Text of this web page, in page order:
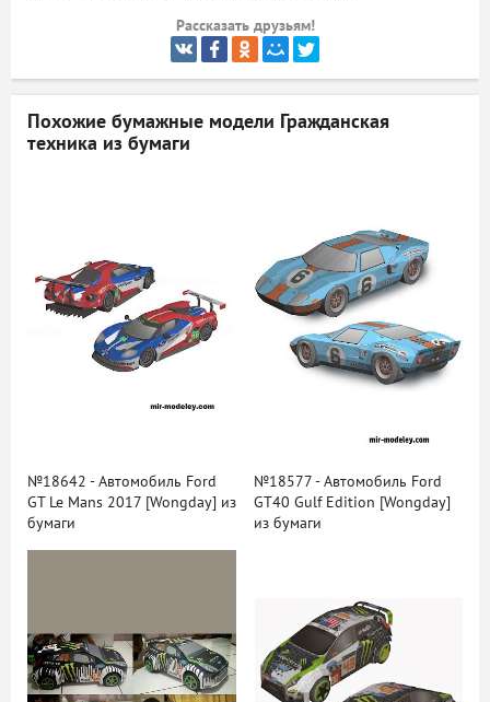
Рассказать друзьям!
Похожие бумажные модели Гражданская
техника из бумаги
№18642 - Автомобиль Ford
GT Le Mans 2017 [Wongday] из
бумаги
№18577 - Автомобиль Ford
GT40 Gulf Edition [Wongday]
из бумаги